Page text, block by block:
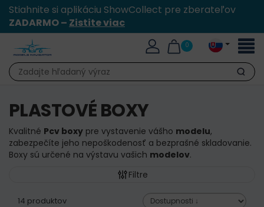
Stiahnite si aplikáciu ShowCollect pre zberateľov
ZADARMO – Zistite viac
0
Hľadať
PLASTOVÉ BOXY
Kvalitné Pcv boxy pre vystavenie vášho modelu,
zabezpečíte jeho nepoškodenosť a bezprašné skladovanie.
Boxy sú určené na výstavu vašich modelov.
Filtre
14 produktov